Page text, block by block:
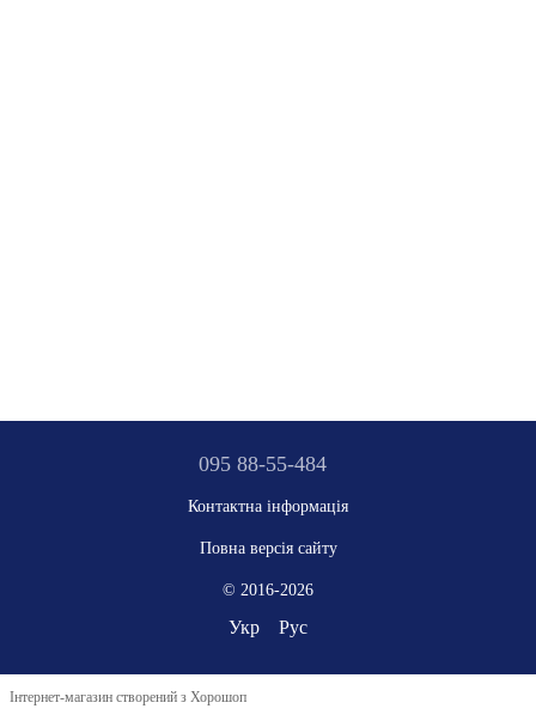
095 88-55-484
Контактна інформація
Повна версія сайту
© 2016-2026
Укр Рус
Інтернет-магазин створений з Хорошоп